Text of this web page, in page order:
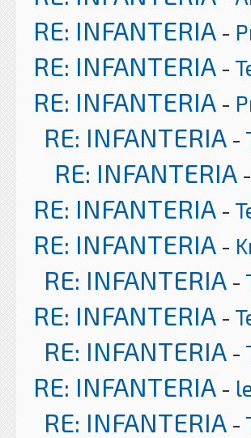
RE: INFANTERIA -
RE: INFANTERIA -
RE: INFANTERIA -
RE: INFANTERIA -
RE: INFANTERIA -
RE: INFANTERIA -
RE: INFANTERIA -
RE: INFANTERIA -
RE: INFANTERIA -
RE: INFANTERIA -
RE: INFANTERIA -
RE: INFANTERIA -